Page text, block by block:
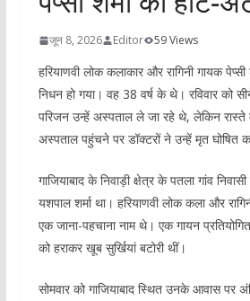
जून 8, 2026 Editor 59 Views
हरियाणवी लोक कलाकार और रागिनी गायक
निधन हो गया। वह 38 वर्ष के थे। रविवार को
परिजन उन्हें अस्पताल ले जा रहे थे, लेकिन रास्ते
अस्पताल पहुंचने पर डॉक्टरों ने उन्हें मृत घोषित
गाजियाबाद के निवाड़ी क्षेत्र के पतला गांव
यशपाल शर्मा था। हरियाणवी लोक कला और
एक जाना-पहचाना नाम थे। एक गायन
को हराकर खूब सुर्खियां बटोरी थीं।
सोमवार को गाजियाबाद स्थित उनके आवास पर